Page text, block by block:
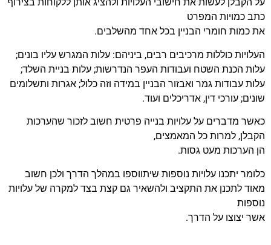
על הקבלן לעשות את חישובי העלויות ולהציג אותן ללקוחות בצירוף
כתב כמויות המפרט
את כמות חומרי הבניין בכל אחד מהשלבים.
העלויות כוללות מרכיבים רבים, ביניהם: עלות המגרש עליו בונים;
עלות הכנת השטח ועבודות העפר הנדרשות; עלות בניית השלד;
עלות עבודות גמר ואבזור הבניין במידה וזה כלול; אגרות ותשלומים
שונים; עורכי דין, אדריכלים ועוד.
כאשר מדברים על עלויות בנייה פרטית חשוב לזכור שהערכות
הקבלן, למרות כל המאמצים,
הן הערכות מעט גסות.
כלומר יתכנו עלויות נוספות שיתווספו במהלך הדרך ולכן חשוב
מאוד לתכנן את התקציב ולהשאיר גם קצת בצד למקרה של עלויות
נוספות
אשר יצוצו על הדרך.